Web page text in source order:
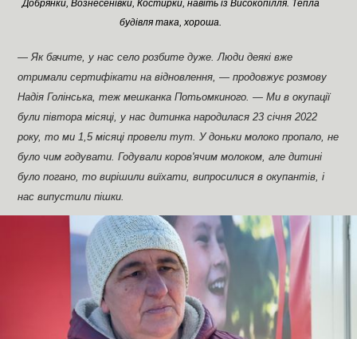
Добрянки, Вознесенівки, Костирки, навіть із Високопілля. Тепла
будівля така, хороша.
— Як бачите, у нас село розбите дуже. Люди деякі вже
отримали сертифікати на відновлення, — продовжує розмову
Надія Голінська, теж мешканка Потьомкиного. — Ми в окупації
були півтора місяці, у нас дитинка народилася 23 січня 2022
року, то ми 1,5 місяці провели тут. У доньки молоко пропало, не
було чим годувати. Годували коров'ячим молоком, але дитині
було погано, то вирішили виїхати, випросилися в окупантів, і
нас випустили пішки.